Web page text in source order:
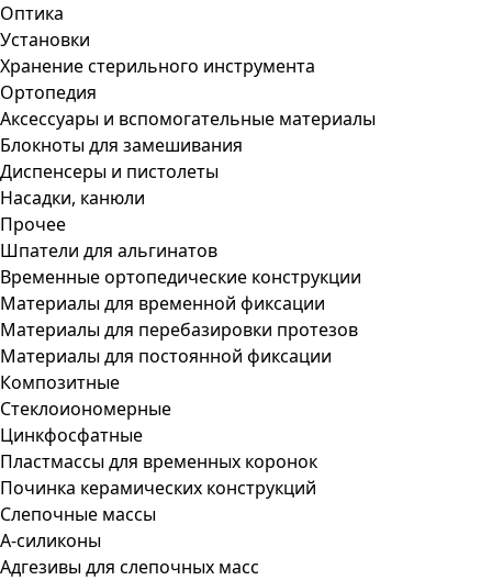
Оптика
Установки
Хранение стерильного инструмента
Ортопедия
Аксессуары и вспомогательные материалы
Блокноты для замешивания
Диспенсеры и пистолеты
Насадки, канюли
Прочее
Шпатели для альгинатов
Временные ортопедические конструкции
Материалы для временной фиксации
Материалы для перебазировки протезов
Материалы для постоянной фиксации
Композитные
Стеклоиономерные
Цинкфосфатные
Пластмассы для временных коронок
Починка керамических конструкций
Слепочные массы
А-силиконы
Адгезивы для слепочных масс